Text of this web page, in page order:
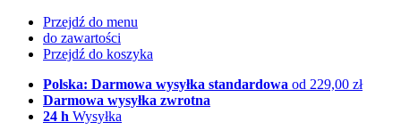
Przejdź do menu
do zawartości
Przejdź do koszyka
Polska: Darmowa wysyłka standardowa od 229,00 zł
Darmowa wysyłka zwrotna
24 h Wysyłka